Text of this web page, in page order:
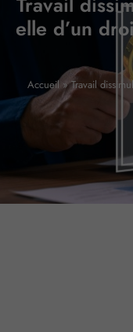
elle d’un
Accueil»Travail